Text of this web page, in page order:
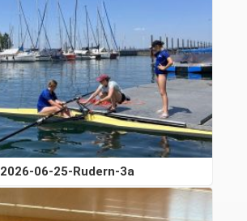
2026-06-25-Rudern-3a